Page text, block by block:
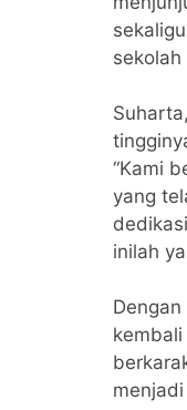
“Kami
yang
inilah